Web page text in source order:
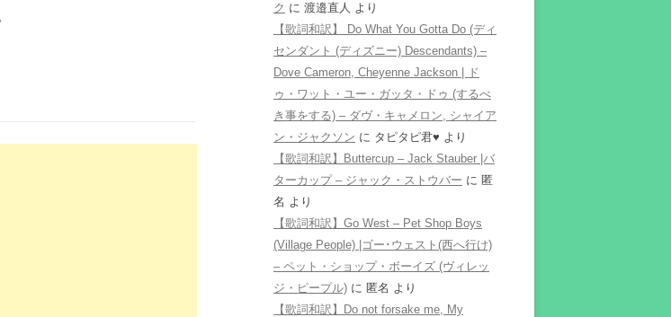
ク に 渡邉直人 より
【歌詞和訳】 Do What You Gotta Do (ディ
センダント (ディズニー) Descendants) –
Dove Cameron, Cheyenne Jackson | ド
ゥ・ワット・ユー・ガッタ・ドゥ (するべ
き事をする) – ダヴ・キャメロン, シャイア
ン・ジャクソン に タピタピ君♥️ より
【歌詞和訳】Buttercup – Jack Stauber |バ
ターカップ – ジャック・ストウバー に 匿
名 より
【歌詞和訳】Go West – Pet Shop Boys
(Village People) |ゴー･ウェスト(西へ行け)
– ペット・ショップ・ボーイズ (ヴィレッ
ジ・ピープル) に 匿名 より
【歌詞和訳】Do not forsake me, My